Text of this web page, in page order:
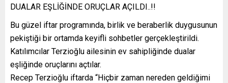
DUALAR EŞLİĞİNDE ORUÇLAR AÇILDI..!!
Bu güzel iftar programında, birlik ve beraberlik duygusunun
pekiştiği bir ortamda keyifli sohbetler gerçekleştirildi.
Katılımcılar Terzioğlu ailesinin ev sahipliğinde dualar
eşliğinde oruçlarını açtılar.
Recep Terzioğlu iftarda “Hiçbir zaman nereden geldiğimi